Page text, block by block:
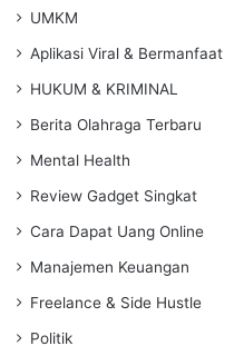
UMKM
Aplikasi Viral & Bermanfaat
HUKUM & KRIMINAL
Berita Olahraga Terbaru
Mental Health
Review Gadget Singkat
Cara Dapat Uang Online
Manajemen Keuangan
Freelance & Side Hustle
Politik